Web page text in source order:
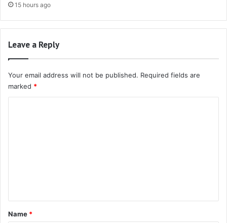
15 hours ago
Leave a Reply
Your email address will not be published. Required fields are
marked *
*
Name *